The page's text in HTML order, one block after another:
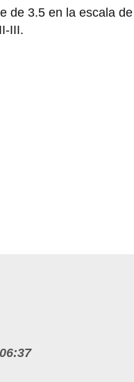
de 3.5 en la escala
III.